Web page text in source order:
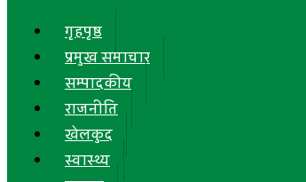
गृहपृष्ठ
प्रमुख समाचार
सम्पादकीय
राजनीति
खेलकुद
स्वास्थ्य